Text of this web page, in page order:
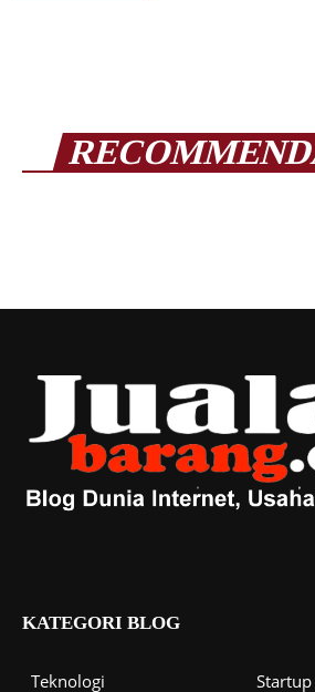
KATEGORI BLOG
Teknologi Startup